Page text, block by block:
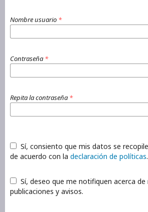
Nombre usuario *
Contraseña *
Repita la contraseña *
de acuerdo con la declaración de políticas.
publicaciones y avisos.